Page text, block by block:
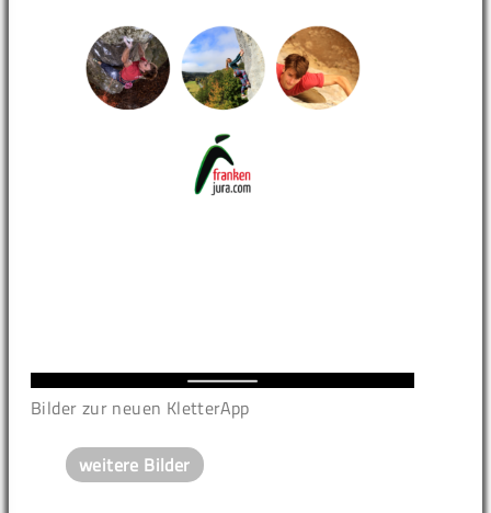
Bilder zur neuen KletterApp
weitere Bilder